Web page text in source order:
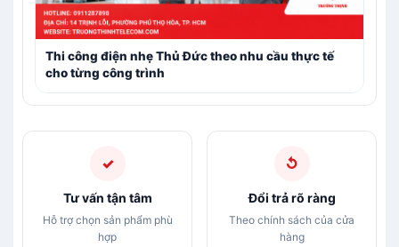
Thi công điện nhẹ Thủ Đức theo nhu cầu thực tế
cho từng công trình
✓
Tư vấn tận tâm
Hỗ trợ chọn sản phẩm phù
hợp
↺
Đổi trả rõ ràng
Theo chính sách của cửa
hàng